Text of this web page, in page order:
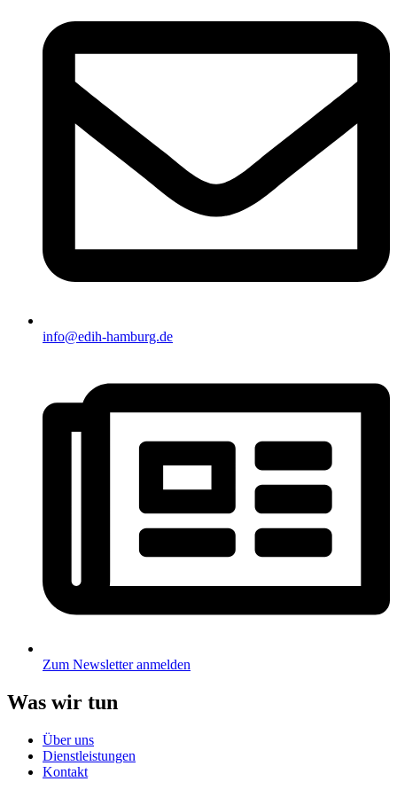
info@edih-hamburg.de
Zum Newsletter anmelden
Was wir tun
Über uns
Dienstleistungen
Kontakt